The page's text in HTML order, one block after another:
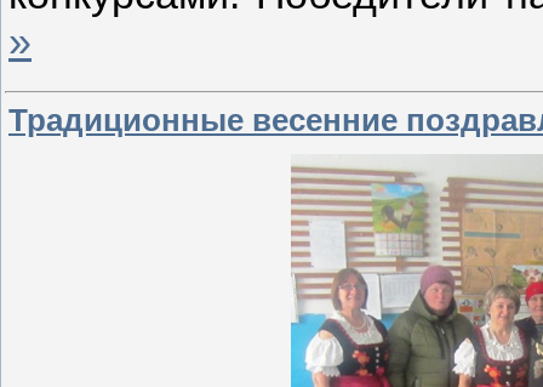
»
Традиционные весенние